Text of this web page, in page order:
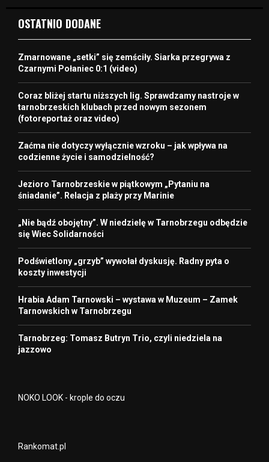
OSTATNIO DODANE
Zmarnowane „setki” się zemściły. Siarka przegrywa z
Czarnymi Połaniec 0:1 (video)
Coraz bliżej startu niższych lig. Sprawdzamy nastroje w
tarnobrzeskich klubach przed nowym sezonem
(fotoreportaż oraz video)
Zaćma nie dotyczy wyłącznie wzroku – jak wpływa na
codzienne życie i samodzielność?
Jezioro Tarnobrzeskie w piątkowym „Pytaniu na
śniadanie”. Relacja z plaży przy Marinie
„Nie bądź obojętny”. W niedzielę w Tarnobrzegu odbędzie
się Wiec Solidarności
Podświetlony „grzyb” wywołał dyskusję. Radny pyta o
koszty inwestycji
Hrabia Adam Tarnowski – wystawa w Muzeum – Zamek
Tarnowskich w Tarnobrzegu
Tarnobrzeg: Tomasz Butryn Trio, czyli niedziela na
jazzowo
NOKO LOOK - krople do oczu
Rankomat.pl